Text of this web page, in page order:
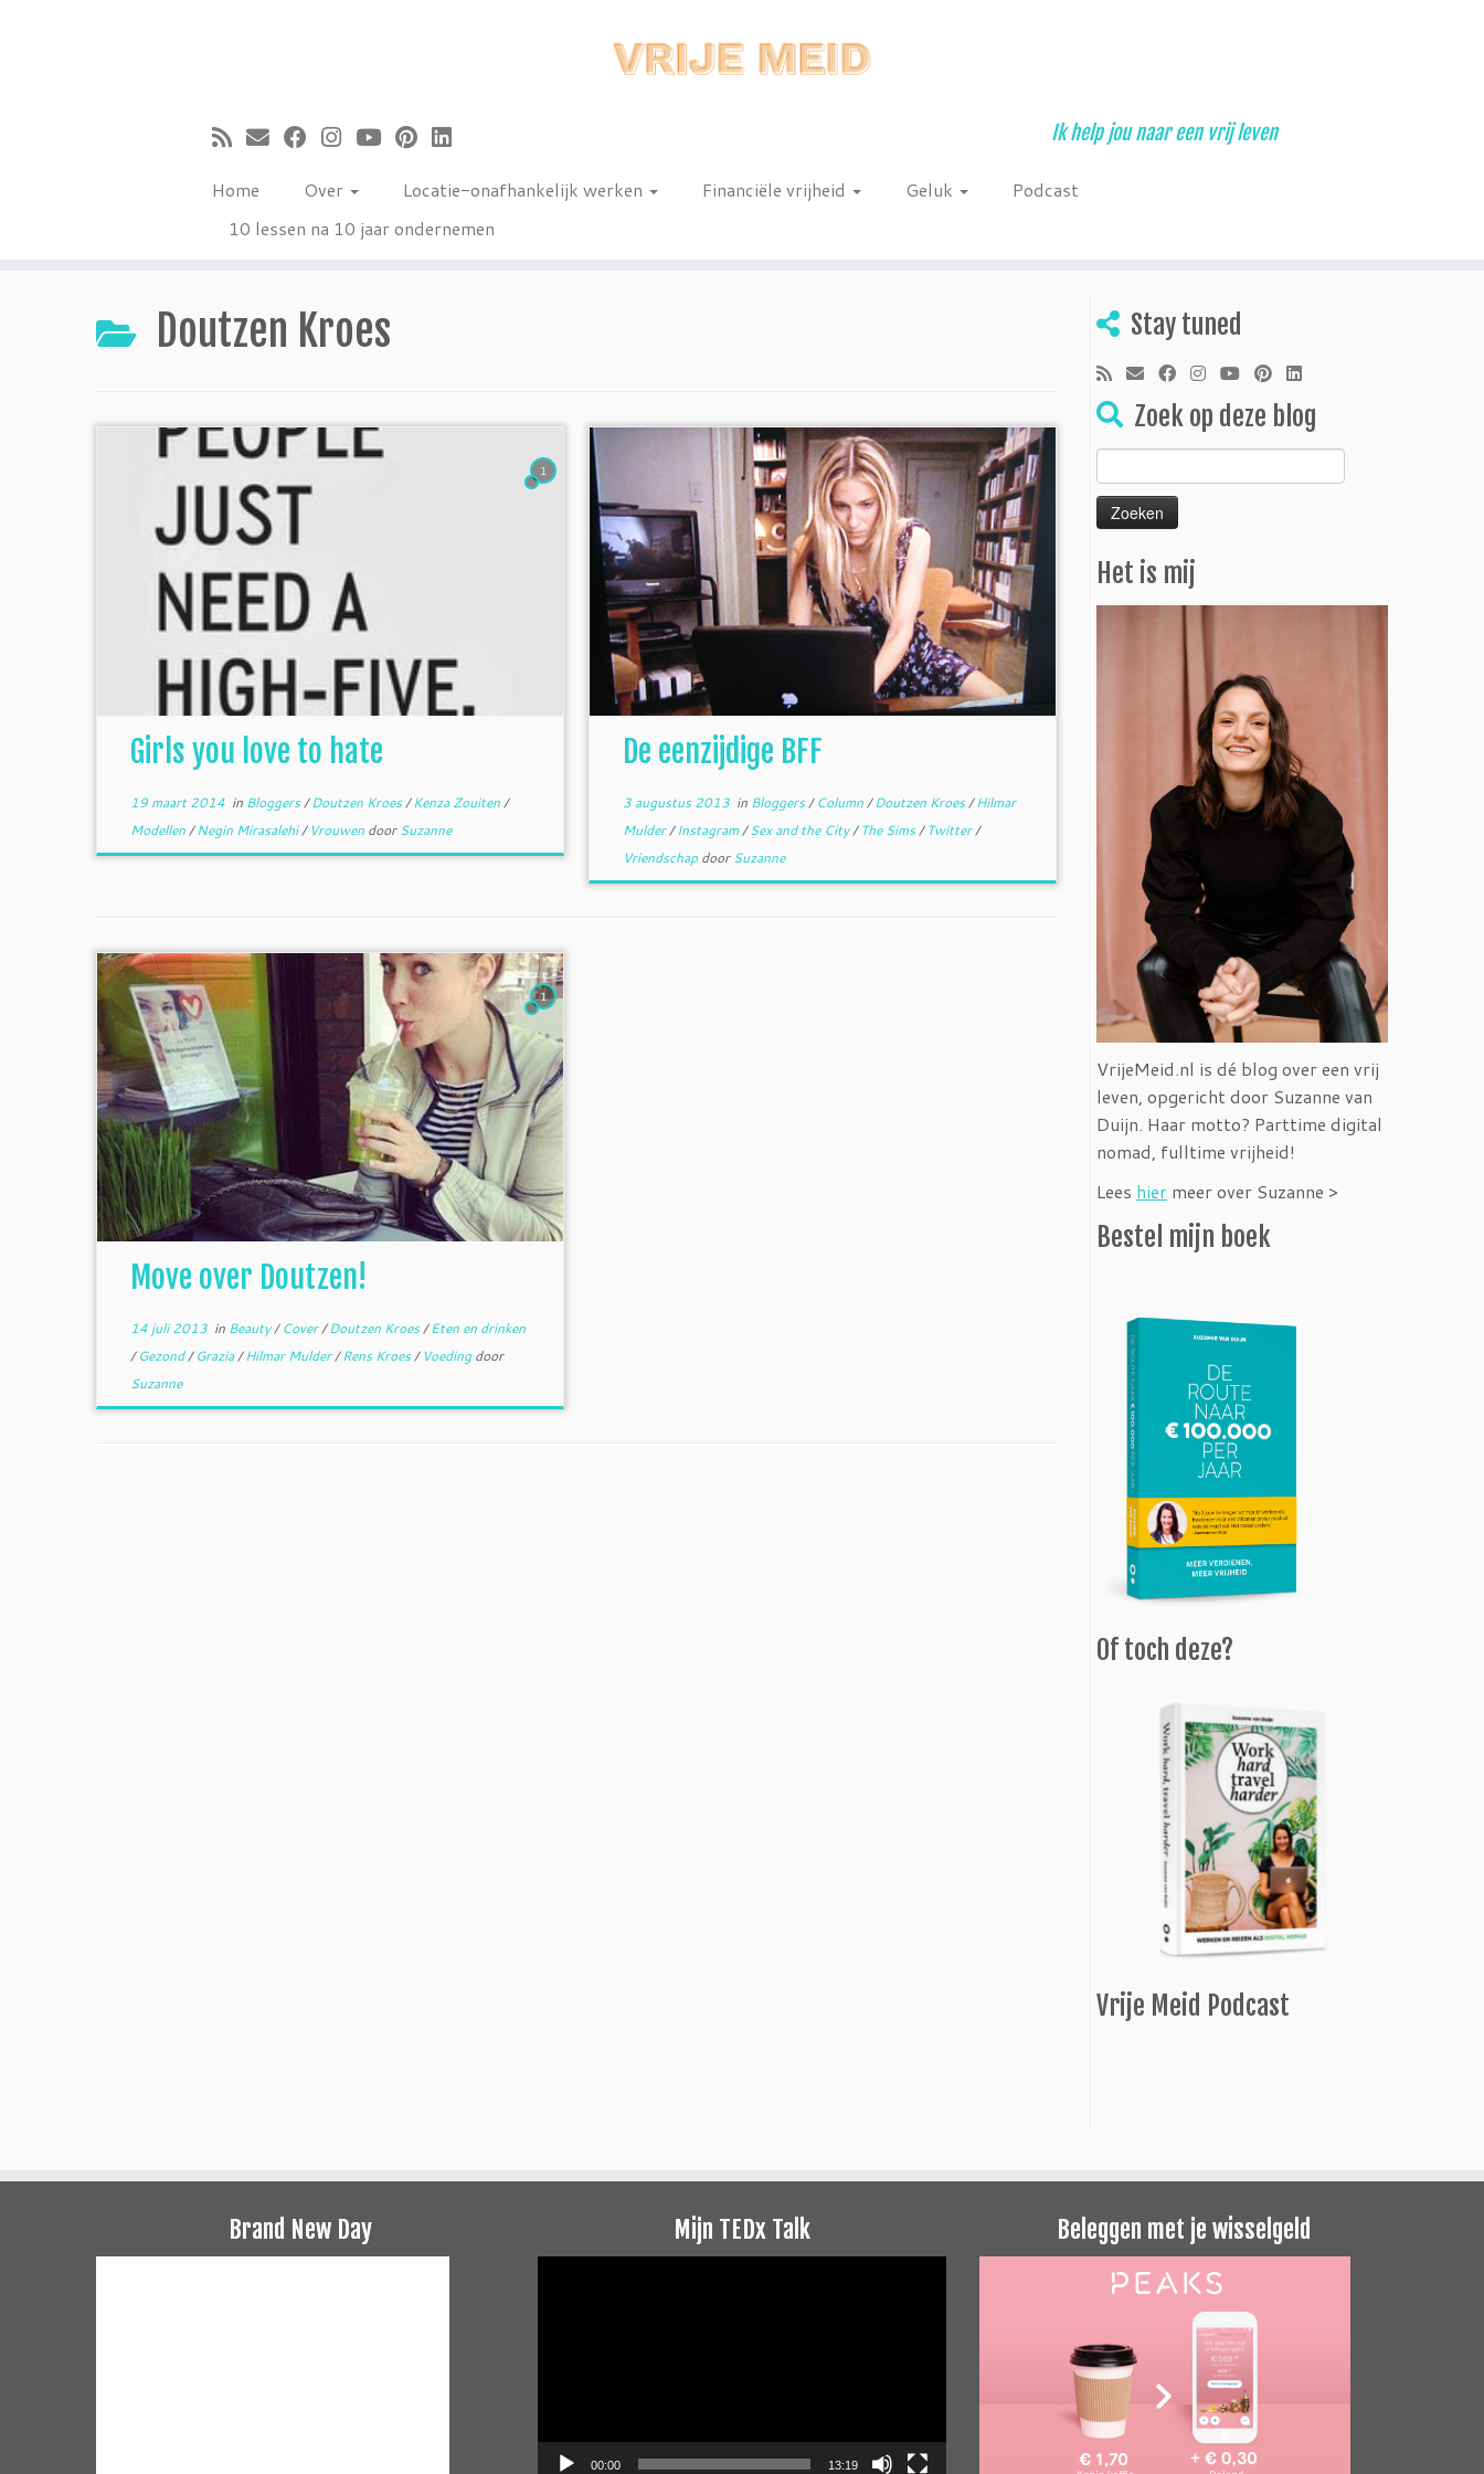
Ik help jou naar een vrij leven
Home Over Locatie-onafhankelijk werken Financiële vrijheid Geluk
Podcast
10 lessen na 10 jaar ondernemen
Doutzen Kroes
1
Girls you love to hate
19 maart 2014in Bloggers/Doutzen Kroes/Kenza Zouiten/
Modellen/Negin Mirasalehi/ Vrouwen doorSuzanne
De eenzijdige BFF
3 augustus 2013in Bloggers/Column/Doutzen Kroes/Hilmar
Mulder/Instagram/Sex and the City/The Sims/Twitter/
Vriendschap doorSuzanne
1
Move over Doutzen!
14 juli 2013in Beauty/Cover/Doutzen Kroes/Eten en drinken
/Gezond/Grazia/Hilmar Mulder/Rens Kroes/ Voedingdoor
Suzanne
Stay tuned
Zoek op deze blog
Zoeken
naar:
Het is mij
VrijeMeid.nl is dé blog over een vrij
leven, opgericht door Suzanne van
Duijn. Haar motto? Parttime digital
nomad, fulltime vrijheid!
Lees hier meer over Suzanne >
Bestel mijn boek
Of toch deze?
Vrije Meid Podcast
Brand New Day Mijn TEDx Talk
00:00 13:19
Beleggen met je wisselgeld